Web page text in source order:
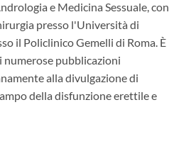
e Medicina Sessuale, con
presso l'Università di
il Policlinico Gemelli di Roma. È
numerose pubblicazioni
alla divulgazione di
della disfunzione erettile e